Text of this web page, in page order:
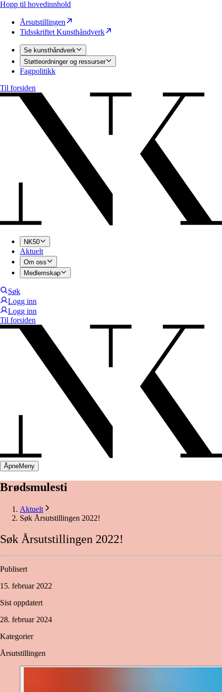
Hopp til hovedinnhold
Årsutstillingen
Tidsskriftet Kunsthåndverk
Se kunsthåndverk
Støtteordninger og ressurser
Fagpolitikk
Til forsiden
NK50
Aktuelt
Om oss
Medlemskap
Søk
Logg inn
Logg inn
Til forsiden
ÅpneMeny
Brødsmulesti
Aktuelt
Søk Årsutstillingen 2022!
Søk Årsutstillingen 2022!
Publisert
15. februar 2022
Sist oppdatert
28. februar 2024
Kategorier
Årsutstillingen